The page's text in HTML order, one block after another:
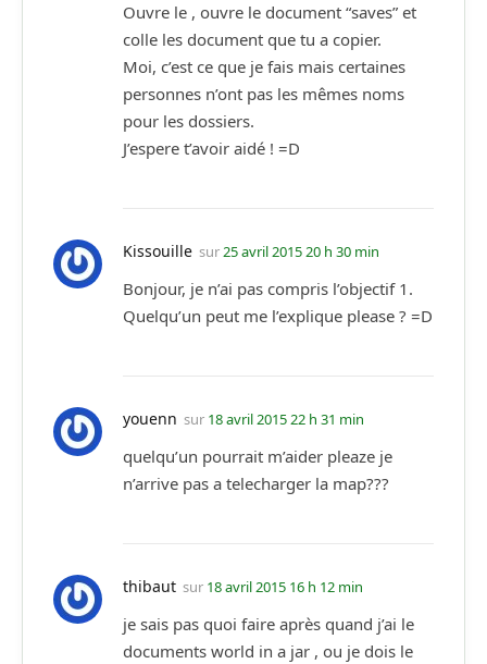
Ouvre le , ouvre le document “saves” et
colle les document que tu a copier.
Moi, c’est ce que je fais mais certaines
personnes n’ont pas les mêmes noms
pour les dossiers.
J’espere t’avoir aidé ! =D
Kissouille sur25 avril 2015 20 h 30 min
Bonjour, je n’ai pas compris l’objectif 1.
Quelqu’un peut me l’explique please ? =D
youenn sur 18 avril 2015 22 h 31 min
quelqu’un pourrait m’aider pleaze je
n’arrive pas a telecharger la map???
thibaut sur 18 avril 2015 16 h 12 min
je sais pas quoi faire après quand j’ai le
documents world in a jar , ou je dois le